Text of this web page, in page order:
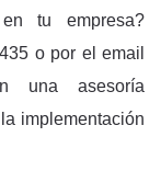
tu empresa?
o por el email
una asesoría
implementación